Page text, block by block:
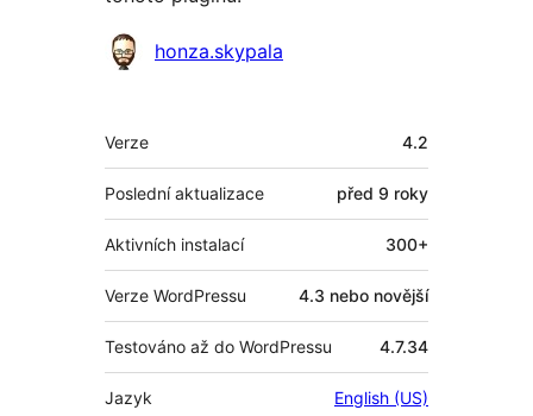
Spolupracovníci
honza.skypala
Meta
Verze 4.2
Poslední aktualizace před 9 roky
Aktivních instalací 300+
Verze WordPressu 4.3 nebo novější
Testováno až do WordPressu 4.7.34
Jazyk English (US)